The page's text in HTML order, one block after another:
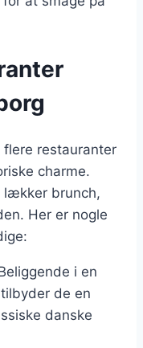
flere restauranter
charme.
lækker brunch,
Her er nogle
i en
de en
danske